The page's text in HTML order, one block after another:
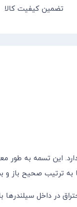
تضمین کیفیت کالا
این تسمه به طور
ترتیب صحیح باز و
در داخل سیلندرها